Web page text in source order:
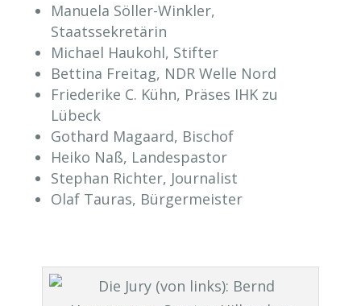
Manuela Söller-Winkler,
Staatssekretärin
Michael Haukohl, Stifter
Bettina Freitag, NDR Welle Nord
Friederike C. Kühn, Präses IHK zu
Lübeck
Gothard Magaard, Bischof
Heiko Naß, Landespastor
Stephan Richter, Journalist
Olaf Tauras, Bürgermeister